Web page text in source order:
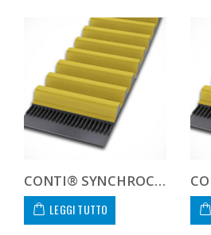
CONTI® SYNCHROCHAIN CARBON CTD 14M 1302 68 C
LEGGI TUTTO